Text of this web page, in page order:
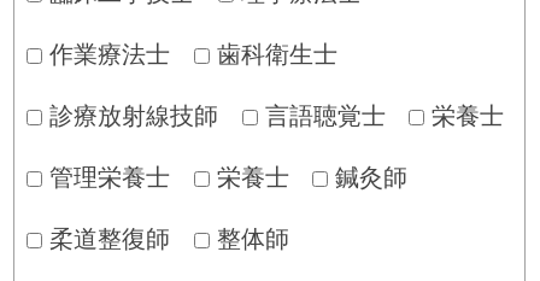
作業療法士 歯科衛生士
診療放射線技師 言語聴覚士 栄養士
管理栄養士 栄養士 鍼灸師
柔道整復師 整体師